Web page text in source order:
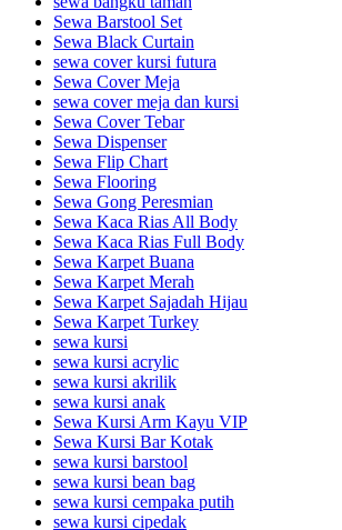
Sewa Barstool Set
Sewa Black Curtain
sewa cover kursi futura
Sewa Cover Meja
sewa cover meja dan kursi
Sewa Cover Tebar
Sewa Dispenser
Sewa Flip Chart
Sewa Flooring
Sewa Gong Peresmian
Sewa Kaca Rias All Body
Sewa Kaca Rias Full Body
Sewa Karpet Buana
Sewa Karpet Merah
Sewa Karpet Sajadah Hijau
Sewa Karpet Turkey
sewa kursi
sewa kursi acrylic
sewa kursi akrilik
sewa kursi anak
Sewa Kursi Arm Kayu VIP
Sewa Kursi Bar Kotak
sewa kursi barstool
sewa kursi bean bag
sewa kursi cempaka putih
sewa kursi cipedak